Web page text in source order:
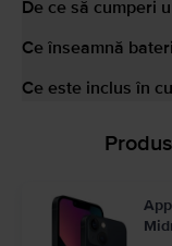
De ce să cumperi
Ce înseamnă
Ce este inclus în